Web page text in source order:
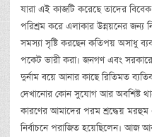
যারা এই কাজটি করেছে তাদের
পরিশ্রম করে এলাকার উন্নয়নের
সমস্যা সৃষ্টি করছেন কতিপয় অসাধু
পকেট ভারী করা। জনগণ এবং
দুর্নাম বয়ে আনার কাছে রিতিমত
দেখানোর কোন সুযোগ আর অবশিষ্ট
কারণের আমাদের পরম শ্রদ্ধেয়
নির্বাচনে পরাজিত হয়েছিলেন। আজ